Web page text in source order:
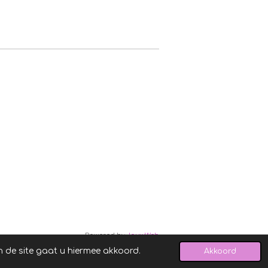
de site gaat u hiermee akkoord. Akkoord
Powered byJouwWeb